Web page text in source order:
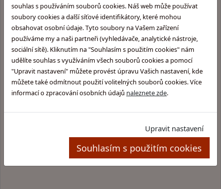
souhlas s používáním souborů cookies. Náš web může používat
soubory cookies a další síťové identifikátory, které mohou
obsahovat osobní údaje. Tyto soubory na Vašem zařízení
používáme my a naši partneři (vyhledávače, analytické nástroje,
sociální sítě). Kliknutím na "Souhlasím s použitím cookies" nám
udělíte souhlas s využíváním všech souborů cookies a pomocí
"Upravit nastavení" můžete provést úpravu Vašich nastavení, kde
můžete také odmítnout použití volitelných souborů cookies. Více
informací o zpracování osobních údajů naleznete zde.
Upravit nastavení
Souhlasím s použitím cookies
Kategorie produktů:
Kožené brašny
Kožené aktovky
Kožené kabelky
Kožené kabely
Kožené peněženky
Informace pro Vás:
Prodejna v Praze
Náš příběh
Jak změřit opasek
Kontakt
Zpracování osobních údajů